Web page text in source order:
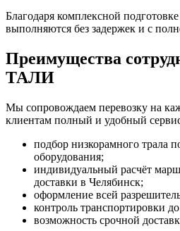
Благодаря комплексной
выполняются без задержек и с
Преимущества
ТАЛИ
Мы сопровождаем перевозку на
клиентам полный и удобный
подбор низкорамного трала
оборудования;
индивидуальный расчёт
доставки в Челябинск;
оформление всей
контроль транспортировки
возможность срочной